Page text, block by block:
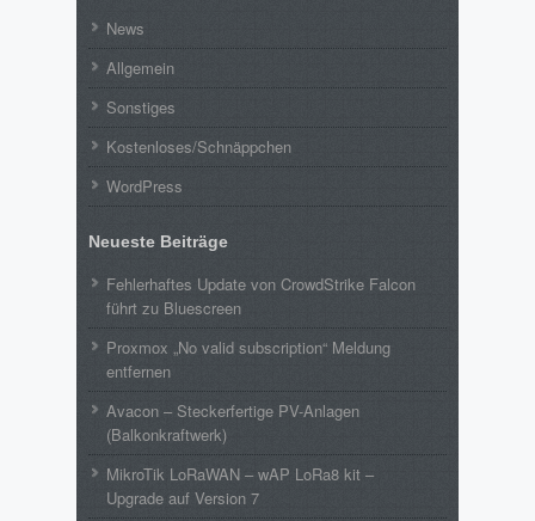
News
Allgemein
Sonstiges
Kostenloses/Schnäppchen
WordPress
Neueste Beiträge
Fehlerhaftes Update von CrowdStrike Falcon
führt zu Bluescreen
Proxmox „No valid subscription“ Meldung
entfernen
Avacon – Steckerfertige PV-Anlagen
(Balkonkraftwerk)
MikroTik LoRaWAN – wAP LoRa8 kit –
Upgrade auf Version 7